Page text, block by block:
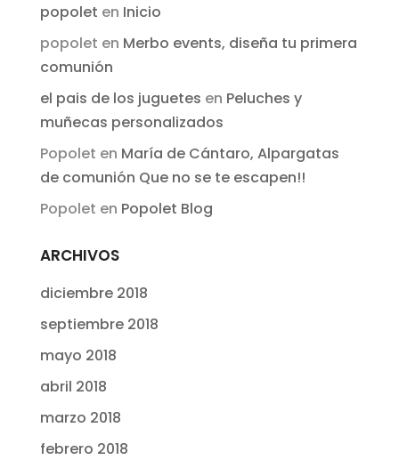
popolet en Inicio
popolet en Merbo events, diseña tu primera
comunión
el pais de los juguetes en Peluches y
muñecas personalizados
Popolet en María de Cántaro, Alpargatas
de comunión Que no se te escapen!!
Popolet en Popolet Blog
ARCHIVOS
diciembre 2018
septiembre 2018
mayo 2018
abril 2018
marzo 2018
febrero 2018